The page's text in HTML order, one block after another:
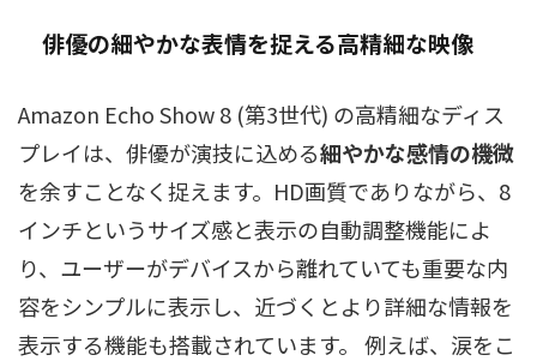
俳優の細やかな表情を捉える高精細な映像
Amazon Echo Show 8 (第3世代) の高精細なディス
プレイは、俳優が演技に込める細やかな感情の機微
を余すことなく捉えます。HD画質でありながら、8
インチというサイズ感と表示の自動調整機能によ
り、ユーザーがデバイスから離れていても重要な内
容をシンプルに表示し、近づくとより詳細な情報を
表示する機能も搭載されています。 例えば、涙をこ